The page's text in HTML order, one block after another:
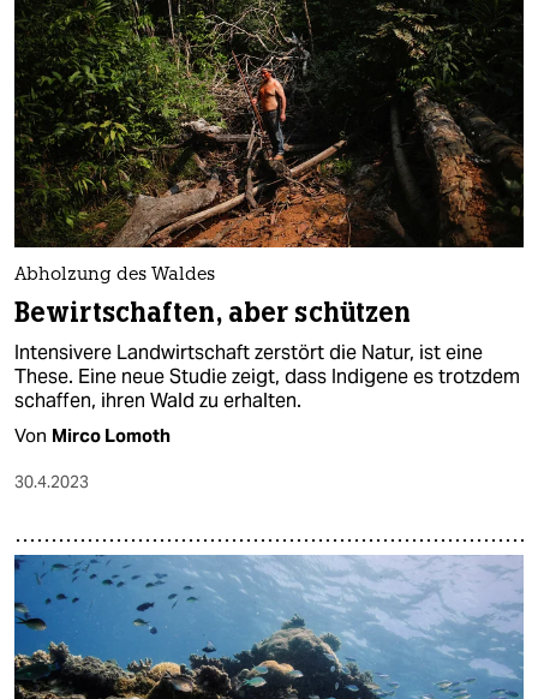
Abholzung des Waldes
Bewirtschaften, aber schützen
Intensivere Landwirtschaft zerstört die Natur, ist eine
These. Eine neue Studie zeigt, dass Indigene es trotzdem
schaffen, ihren Wald zu erhalten.
Von Mirco Lomoth
30.4.2023